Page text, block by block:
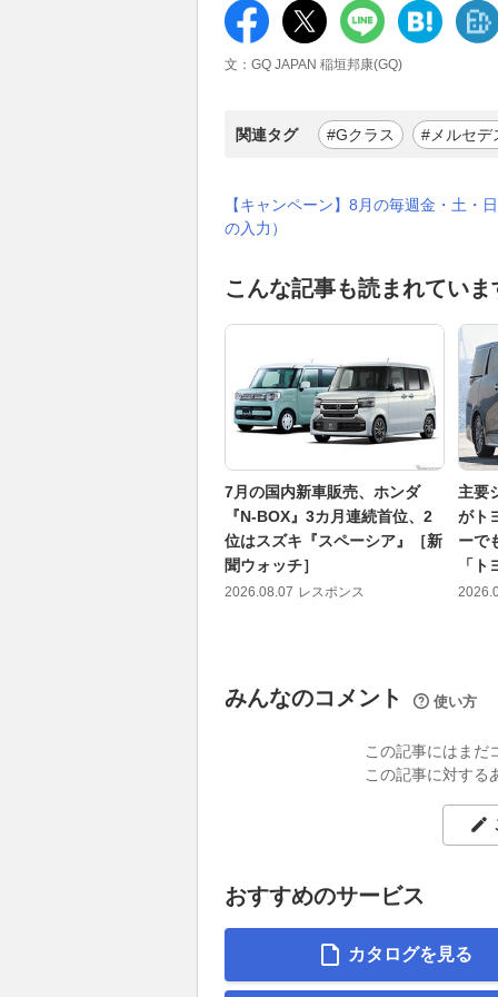
文：GQ JAPAN 稲垣邦康(GQ)
関連タグ #Gクラス #メルセデ
【キャンペーン】8月の毎週金・土・
の入力）
こんな記事も読まれていま
7月の国内新車販売、ホンダ
『N-BOX』3カ月連続首位、2
位はスズキ『スペーシア』［新
聞ウォッチ］
2026.08.07 レスポンス
主要
がト
ーで
「
みんなのコメント 使い方
この記事にはまだ
この記事に対する
おすすめのサービス
カタログを見る